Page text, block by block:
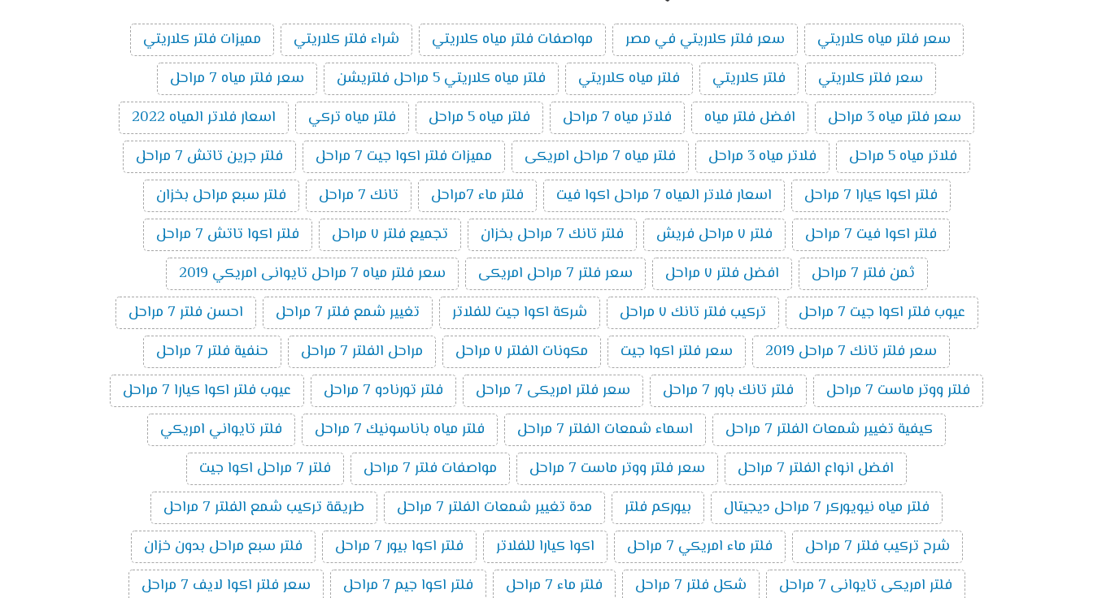
سعر فلتر مياه كلاريتي سعر فلتر كلاريتي في مصر مواصفات فلتر مياه كلاريتي شراء فلتر كلاريتي
مميزات فلتر كلاريتي
سعر فلتر كلاريتي
فلتر كلاريتي فلتر مياه كلاريتي فلتر مياه كلاريتي 5 مراحل فلتريشن
سعر فلتر مياه 7 مراحل
سعر فلتر مياه 3 مراحل
افضل فلتر مياه فلاتر مياه 7 مراحل فلتر مياه 5 مراحل فلتر مياه تركي
اسعار فلاتر المياه 2022
فلاتر مياه 5 مراحل
فلاتر مياه 3 مراحل فلتر مياه 7 مراحل امريكى مميزات فلتر اكوا جيت 7 مراحل
فلتر جرين تاتش 7 مراحل
فلتر اكوا كيارا 7 مراحل
اسعار فلاتر المياه 7 مراحل اكوا فيت فلتر ماء 7مراحل تانك 7 مراحل
فلتر سبع مراحل بخزان
فلتر اكوا فيت 7 مراحل
فلتر ٧ مراحل فريش فلتر تانك 7 مراحل بخزان تجميع فلتر ٧ مراحل
فلتر اكوا تاتش 7 مراحل
ثمن فلتر 7 مراحل
افضل فلتر ٧ مراحل سعر فلتر 7 مراحل امريكى
سعر فلتر مياه 7 مراحل تايوانى امريكي 2019
عيوب فلتر اكوا جيت 7 مراحل
تركيب فلتر تانك ٧ مراحل شركة اكوا جيت للفلاتر تغيير شمع فلتر 7 مراحل
احسن فلتر 7 مراحل
سعر فلتر تانك 7 مراحل 2019
سعر فلتر اكوا جيت مكونات الفلتر ٧ مراحل مراحل الفلتر 7 مراحل
حنفية فلتر 7 مراحل
فلتر ووتر ماست 7 مراحل
فلتر تانك باور 7 مراحل سعر فلتر امريكى 7 مراحل فلتر تورنادو 7 مراحل
عيوب فلتر اكوا كيارا 7 مراحل
كيفية تغيير شمعات الفلتر 7 مراحل
اسماء شمعات الفلتر 7 مراحل فلتر مياه باناسونيك 7 مراحل
فلتر تايواني امريكي
افضل انواع الفلتر 7 مراحل
سعر فلتر ووتر ماست 7 مراحل مواصفات فلتر 7 مراحل
فلتر 7 مراحل اكوا جيت
فلتر مياه نيويوركر 7 مراحل ديجيتال
بيوركم فلتر مدة تغيير شمعات الفلتر 7 مراحل
طريقة تركيب شمع الفلتر 7 مراحل
شرح تركيب فلتر 7 مراحل
فلتر ماء امريكي 7 مراحل اكوا كيارا للفلاتر فلتر اكوا بيور 7 مراحل
فلتر سبع مراحل بدون خزان
فلتر امريكى تايوانى 7 مراحل
شكل فلتر 7 مراحل فلتر ماء 7 مراحل فلتر اكوا جيم 7 مراحل
سعر فلتر اكوا لايف 7 مراحل